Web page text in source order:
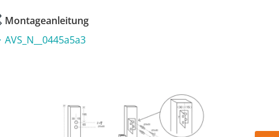
Montageanleitung
AVS_N__0445a5a3